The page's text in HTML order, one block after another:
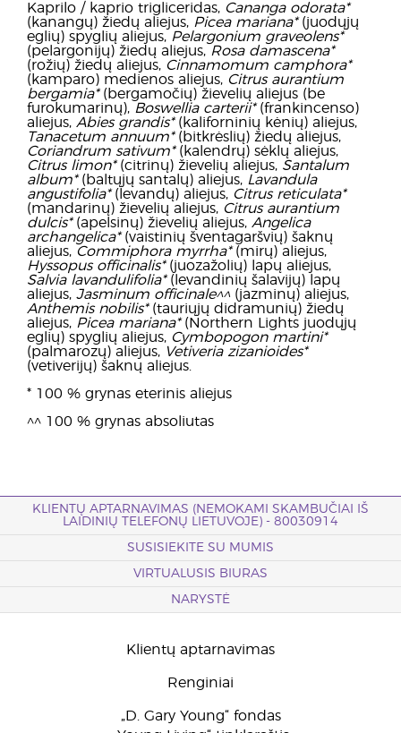
Kaprilo / kaprio trigliceridas, Cananga odorata*
(kanangų) žiedų aliejus, Picea mariana*(juodųjų
eglių) spyglių aliejus, Pelargonium graveolens*
(pelargonijų) žiedų aliejus, Rosa damascena*
(rožių) žiedų aliejus, Cinnamomum camphora*
(kamparo) medienos aliejus, Citrus aurantium
bergamia*(bergamočių) žievelių aliejus (be
furokumarinų), Boswellia carterii*(frankincenso)
aliejus, Abies grandis*(kaliforninių kėnių) aliejus,
Tanacetum annuum*(bitkrėslių) žiedų aliejus,
Coriandrum sativum*(kalendrų) sėklų aliejus,
Citrus limon*(citrinų) žievelių aliejus, Santalum
album*(baltųjų santalų) aliejus, Lavandula
angustifolia*(levandų) aliejus, Citrus reticulata*
(mandarinų) žievelių aliejus, Citrus aurantium
dulcis*(apelsinų) žievelių aliejus, Angelica
archangelica*(vaistinių šventagaršvių) šaknų
aliejus, Commiphora myrrha*(mirų) aliejus,
Hyssopus officinalis*(juozažolių) lapų aliejus,
Salvia lavandulifolia*(levandinių šalavijų) lapų
aliejus, Jasminum officinale^^ (jazminų) aliejus,
Anthemis nobilis*(tauriųjų didramunių) žiedų
aliejus, Picea mariana*(Northern Lights juodųjų
eglių) spyglių aliejus, Cymbopogon martini*
(palmarozų) aliejus, Vetiveria zizanioides*
(vetiverijų) šaknų aliejus.
* 100 % grynas eterinis aliejus
^^ 100 % grynas absoliutas
KLIENTŲ APTARNAVIMAS (NEMOKAMI SKAMBUČIAI IŠ
LAIDINIŲ TELEFONŲ LIETUVOJE) - 80030914
SUSISIEKITE SU MUMIS
VIRTUALUSIS BIURAS
NARYSTĖ
Klientų aptarnavimas
Renginiai
„D. Gary Young“ fondas